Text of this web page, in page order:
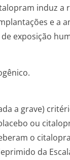
induz a
e a
exposição
a grave)
ou
o
da